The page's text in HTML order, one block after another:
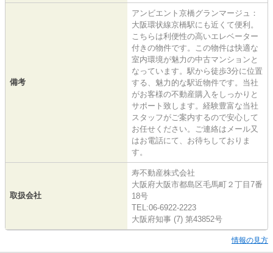
備考
アンビエント京橋グランマージュ：
大阪環状線京橋駅にも近くて便利。
こちらは利便性の高いエレベーター
付きの物件です。この物件は快適な
室内環境が魅力の中古マンションと
なっています。駅から徒歩3分に位置
する、魅力的な駅近物件です。当社
がお客様の不動産購入をしっかりと
サポート致します。経験豊富な当社
スタッフがご案内するので安心して
お任せください。ご連絡はメール又
はお電話にて、お待ちしておりま
す。
取扱会社
寿不動産株式会社
大阪府大阪市都島区毛馬町２丁目7番
18号
TEL:06-6922-2223
大阪府知事 (7) 第43852号
情報の見方